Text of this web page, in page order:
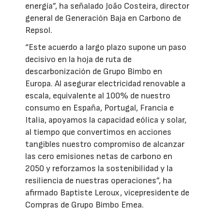
energía”, ha señalado João Costeira, director
general de Generación Baja en Carbono de
Repsol.
“Este acuerdo a largo plazo supone un paso
decisivo en la hoja de ruta de
descarbonización de Grupo Bimbo en
Europa. Al asegurar electricidad renovable a
escala, equivalente al 100% de nuestro
consumo en España, Portugal, Francia e
Italia, apoyamos la capacidad eólica y solar,
al tiempo que convertimos en acciones
tangibles nuestro compromiso de alcanzar
las cero emisiones netas de carbono en
2050 y reforzamos la sostenibilidad y la
resiliencia de nuestras operaciones”, ha
afirmado Baptiste Leroux, vicepresidente de
Compras de Grupo Bimbo Emea.